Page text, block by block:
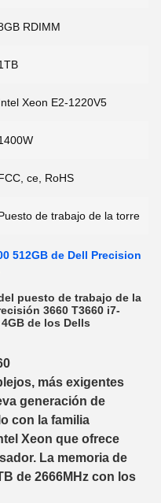
RDIMM
Xeon E2-1220V5
ce, RoHS
de trabajo de la torre
512GB de Dell Precision
puesto de trabajo de la
3660 T3660 i7-
4GB de los Dells
más exigentes
generación de
con la familia
Xeon que ofrece
La memoria de
de 2666MHz con los